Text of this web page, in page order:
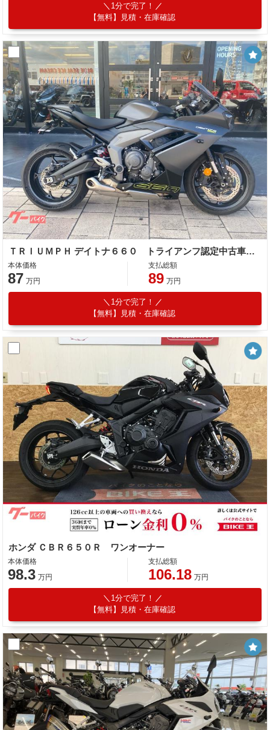
1分で完了！
【無料】見積・在庫確認
ＴＲＩＵＭＰＨ デイトナ６６０ トライアンフ認定中古車 シングルシートカウル フェンダーレスキット
本体価格
87 万円
支払総額
89 万円
1分で完了！
【無料】見積・在庫確認
ホンダ ＣＢＲ６５０Ｒ ワンオーナー
本体価格
98.3 万円
支払総額
106.18 万円
1分で完了！
【無料】見積・在庫確認